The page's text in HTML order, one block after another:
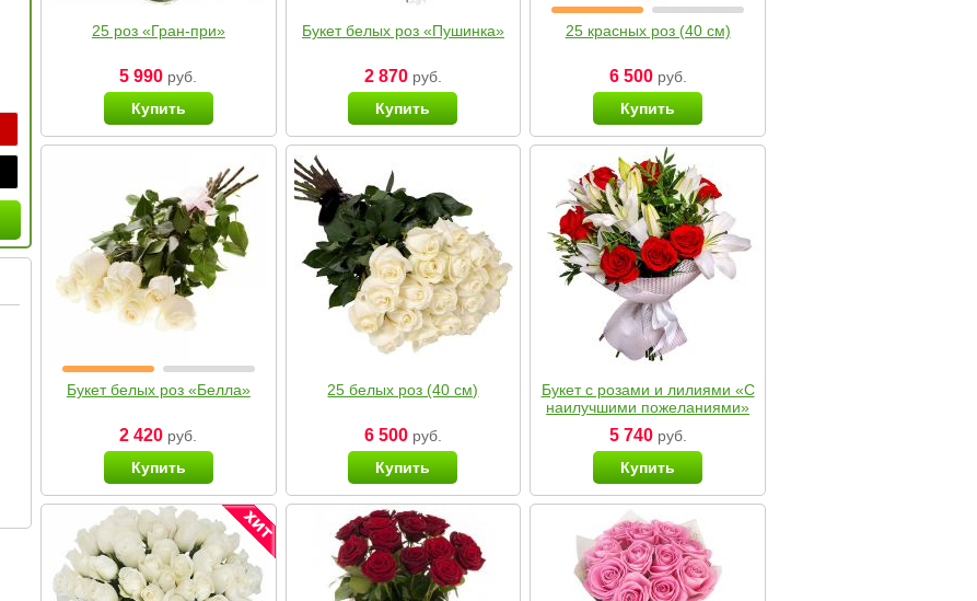
25 роз «Гран-при»
5 990 руб.
Купить
Букет белых роз «Пушинка»
2 870руб.
Купить
25 красных роз (40 см)
6 500руб.
Купить
Букет белых роз «Белла»
2 420 руб.
Купить
25 белых роз (40 см)
6 500руб.
Купить
Букет с розами и лилиями «С
наилучшими пожеланиями»
5 740руб.
Купить